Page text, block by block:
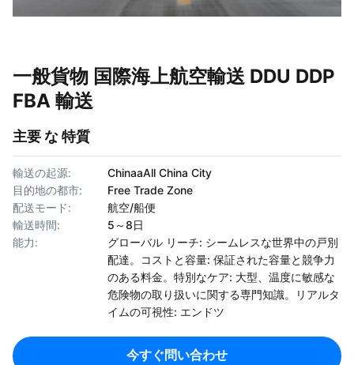
一般貨物 国際海上航空輸送 DDU DDP
FBA 輸送
主要 な 特質
輸送の起源:
ChinaaAll China City
目的地の都市:
Free Trade Zone
配送モード:
航空/船便
輸送時間:
5～8日
能力:
グローバル リーチ: シームレスな世界中の戸別
配達。コストと容量: 保証された容量と競争力
のある料金。特別なケア: 大型、温度に敏感な
危険物の取り扱いに関する専門知識。リアルタ
イムの可視性: エンドツ
今すぐ問い合わせ